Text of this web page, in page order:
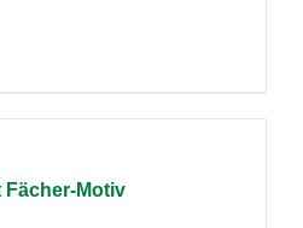
Motiv